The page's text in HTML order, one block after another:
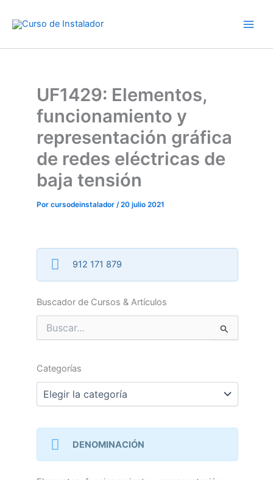
UF1429: Elementos,
funcionamiento y
representación gráfica
de redes eléctricas de
baja tensión
Por cursodeinstalador /20 julio 2021
912 171 879
Buscador de Cursos & Artículos
Buscar
por:
Categorías
Categorías
DENOMINACIÓN